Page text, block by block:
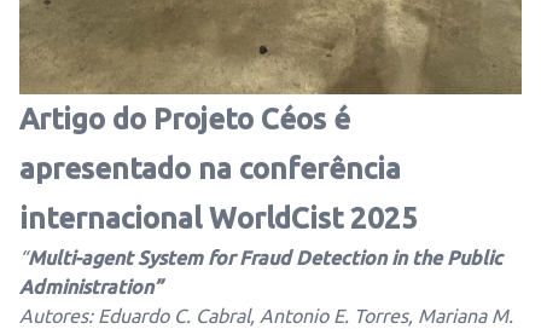
Artigo do Projeto Céos é
apresentado na conferência
internacional WorldCist 2025
“Multi-agent System for Fraud Detection in the Public
Administration”
Autores: Eduardo C. Cabral, Antonio E. Torres, Mariana M.